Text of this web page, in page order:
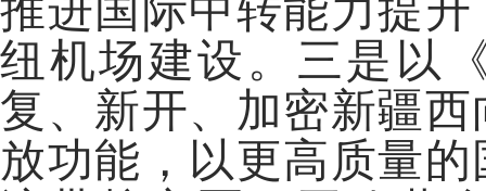
推进国际中转能力提
纽机场建设。三是以
复、新开、加密新疆
放功能，以更高质量